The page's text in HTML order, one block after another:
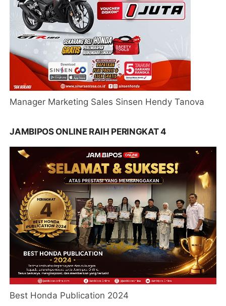
Manager Marketing Sales Sinsen Hendy Tanova
JAMBIPOS ONLINE RAIH PERINGKAT 4
Best Honda Publication 2024